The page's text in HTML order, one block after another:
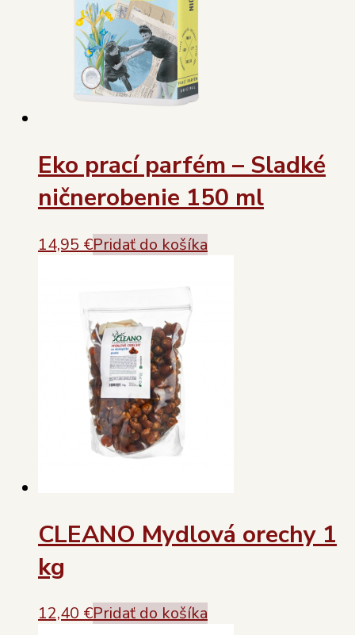
Eko prací parfém – Sladké
ničnerobenie 150 ml
14,95 €Pridať do košíka
CLEANO Mydlová orechy 1
kg
12,40€Pridať do košíka